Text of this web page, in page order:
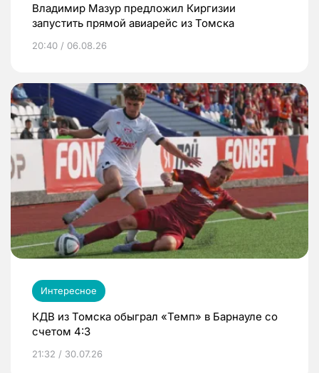
Владимир Мазур предложил Киргизии
запустить прямой авиарейс из Томска
20:40 / 06.08.26
Интересное
КДВ из Томска обыграл «Темп» в Барнауле со
счетом 4:3
21:32 / 30.07.26